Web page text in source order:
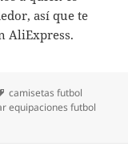
así que te
AliExpress.
Etiquetas
camisetas futbol
equipaciones futbol